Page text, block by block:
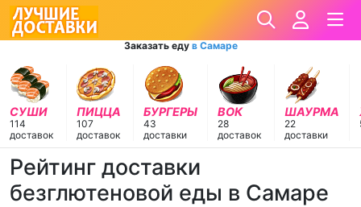
Заказать еду в Самаре
СУШИ
114
доставок
ПИЦЦА
107
доставок
БУРГЕРЫ
43
доставки
ВОК
28
доставок
ШАУРМА
22
доставки
Рейтинг доставки
безглютеновой еды в Самаре